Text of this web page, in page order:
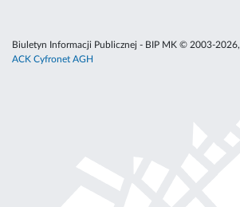
Biuletyn Informacji Publicznej - BIP MK © 2003-2026,
ACK Cyfronet AGH